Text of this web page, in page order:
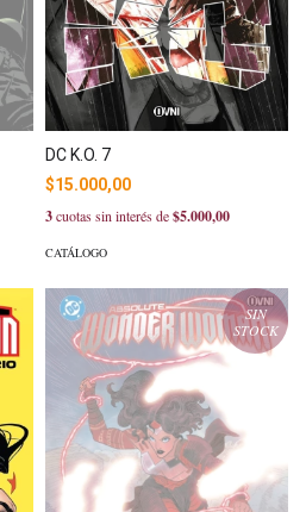
DC K.O. 7
$15.000,00
3cuotas sin interés de$5.000,00
CATÁLOGO
SIN
STOCK